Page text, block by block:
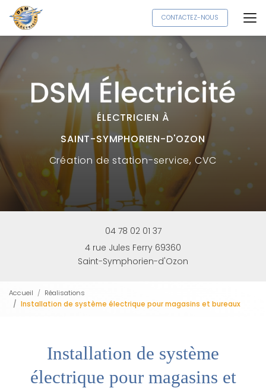
Aller
au
contenu
principal
CONTACTEZ-NOUS
ÉLECTRICIEN À
SAINT-SYMPHORIEN-D'OZON
Créationde station-service, CVC
04 78 02 01 37
4 rue Jules Ferry 69360
Saint-Symphorien-d'Ozon
Accueil
Réalisations
Installation de système électrique pour magasins et bureaux
Installation de système
électrique pour magasins et